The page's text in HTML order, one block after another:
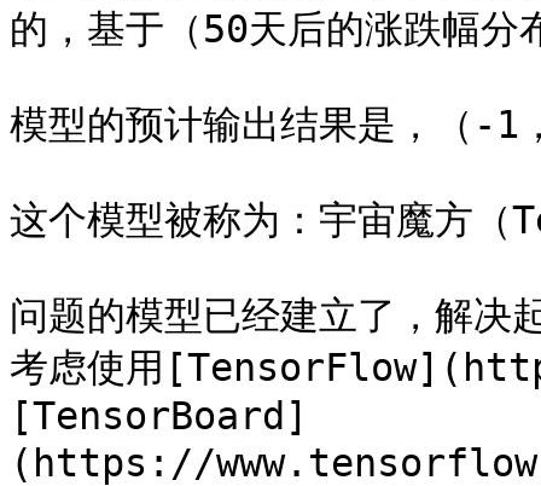
的，基于（50天后的涨跌幅分
模型的预计输出结果是，（-1
这个模型被称为：宇宙魔方
问题的模型已经建立了，解决
考虑使用
[TensorBoard]
(https://